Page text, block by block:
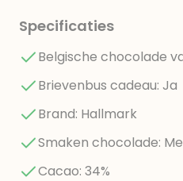
Specificaties
Belgische chocolade
Brievenbus cadeau: Ja
Brand: Hallmark
Smaken chocolade:
Cacao: 34%